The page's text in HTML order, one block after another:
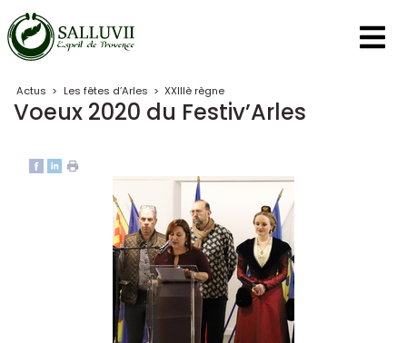
Panneau de gestion des cookies
Actus > Les fêtes d’Arles > XXIIIè règne
Voeux 2020 du Festiv’Arles